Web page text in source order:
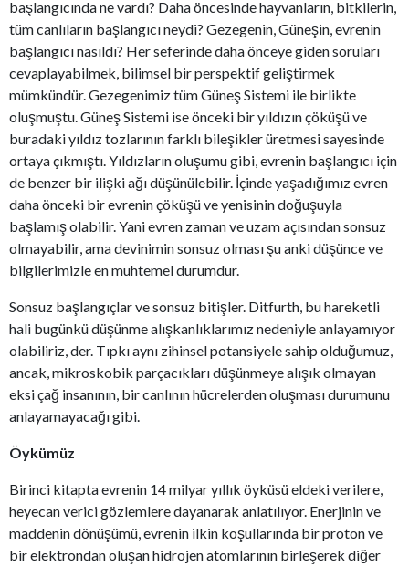
başlangıcında ne vardı? Daha öncesinde hayvanların, bitkilerin,
tüm canlıların başlangıcı neydi? Gezegenin, Güneşin, evrenin
başlangıcı nasıldı? Her seferinde daha önceye giden soruları
cevaplayabilmek, bilimsel bir perspektif geliştirmek
mümkündür. Gezegenimiz tüm Güneş Sistemi ile birlikte
oluşmuştu. Güneş Sistemi ise önceki bir yıldızın çöküşü ve
buradaki yıldız tozlarının farklı bileşikler üretmesi sayesinde
ortaya çıkmıştı. Yıldızların oluşumu gibi, evrenin başlangıcı için
de benzer bir ilişki ağı düşünülebilir. İçinde yaşadığımız evren
daha önceki bir evrenin çöküşü ve yenisinin doğuşuyla
başlamış olabilir. Yani evren zaman ve uzam açısından sonsuz
olmayabilir, ama devinimin sonsuz olması şu anki düşünce ve
bilgilerimizle en muhtemel durumdur.
Sonsuz başlangıçlar ve sonsuz bitişler. Ditfurth, bu hareketli
hali bugünkü düşünme alışkanlıklarımız nedeniyle anlayamıyor
olabiliriz, der. Tıpkı aynı zihinsel potansiyele sahip olduğumuz,
ancak, mikroskobik parçacıkları düşünmeye alışık olmayan
eksi çağ insanının, bir canlının hücrelerden oluşması durumunu
anlayamayacağı gibi.
Öykümüz
Birinci kitapta evrenin 14 milyar yıllık öyküsü eldeki verilere,
heyecan verici gözlemlere dayanarak anlatılıyor. Enerjinin ve
maddenin dönüşümü, evrenin ilkin koşullarında bir proton ve
bir elektrondan oluşan hidrojen atomlarının birleşerek diğer